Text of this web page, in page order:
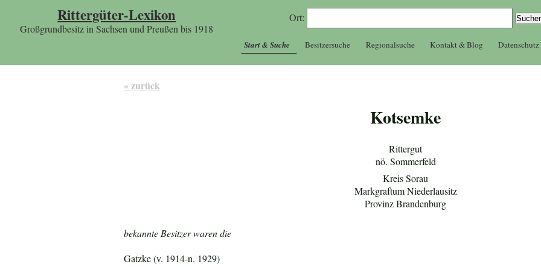
Rittergüter-Lexikon
Großgrundbesitz in Sachsen und Preußen bis 1918
Ort:
Start & Suche Besitzersuche Regionalsuche Kontakt & Blog Datenschutz
« zurück
Kotsemke
Rittergut
nö. Sommerfeld
Kreis Sorau
Markgraftum Niederlausitz
Provinz Brandenburg
bekannte Besitzer waren die
Gatzke (v. 1914-n. 1929)